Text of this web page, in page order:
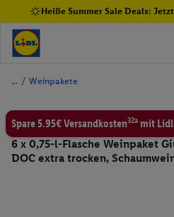
Heiße Summer Sale Deals:
/ Weinpakete
Spare 5.95€ Versandkosten32a mit
6 x 0,75-l-Flasche Weinpaket
DOC extra trocken,